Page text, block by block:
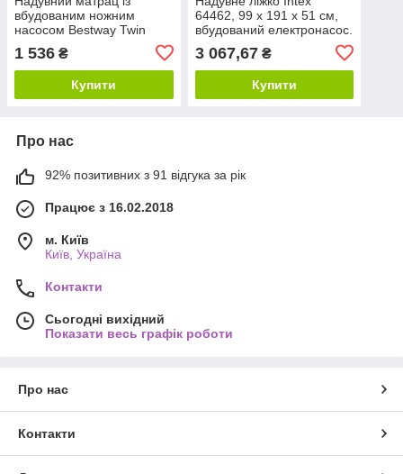
вбудованим ножним
насосом Bestway Twin
1 536 ₴
Купити
64462, 99 х 191 х 51 см,
вбудований електронасос.
3 067,67₴
Купити
Про нас
92% позитивних з 91 відгука за рік
Працює з 16.02.2018
м. Київ
Київ, Україна
Контакти
Сьогодні вихідний
Показати весь графік роботи
Про нас
Контакти